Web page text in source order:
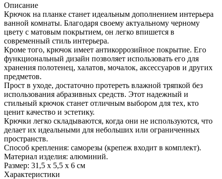
Описание
Крючок на планке станет идеальным дополнением интерьера
ванной комнаты. Благодаря своему актуальному черному
цвету с матовым покрытием, он легко впишется в
современный стиль интерьера.
Кроме того, крючок имеет антикоррозийное покрытие. Его
функциональный дизайн позволяет использовать его для
хранения полотенец, халатов, мочалок, аксессуаров и других
предметов.
Прост в уходе, достаточно протереть влажной тряпкой без
использования абразивных средств. Этот надежный и
стильный крючок станет отличным выбором для тех, кто
ценит качество и эстетику.
Крючки легко складываются, когда они не используются, что
делает их идеальными для небольших или ограниченных
пространств.
Способ крепления: саморезы (крепеж входит в комплект).
Материал изделия: алюминий.
Размер: 31,5 х 5,5 х 6 см
Характеристики